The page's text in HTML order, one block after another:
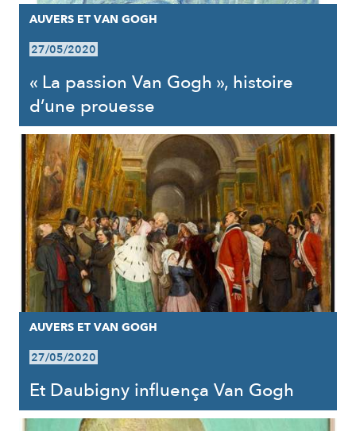
AUVERS ET VAN GOGH
27/05/2020
« La passion Van Gogh », histoire
d’une prouesse
AUVERS ET VAN GOGH
27/05/2020
Et Daubigny influença Van Gogh